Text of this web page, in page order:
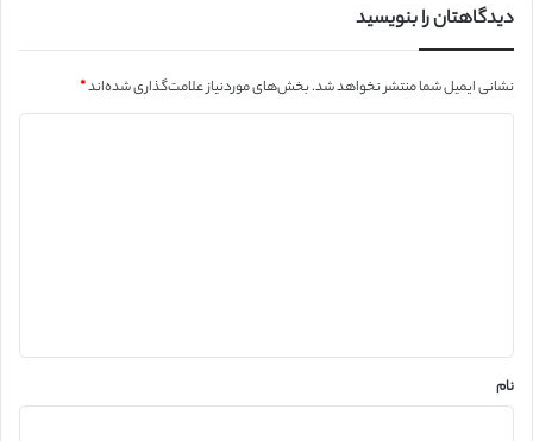
دیدگاهتان را بنویسید
نشانی ایمیل شما منتشر نخواهد شد.بخش‌های موردنیاز علامت‌گذاری شده‌اند*
نام